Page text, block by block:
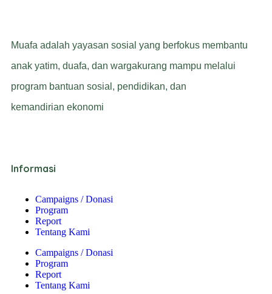
Muafa adalah yayasan sosial yang berfokus membantu
anak yatim, duafa, dan wargakurang mampu melalui
program bantuan sosial, pendidikan, dan
kemandirian ekonomi
Informasi
Campaigns / Donasi
Program
Report
Tentang Kami
Campaigns / Donasi
Program
Report
Tentang Kami